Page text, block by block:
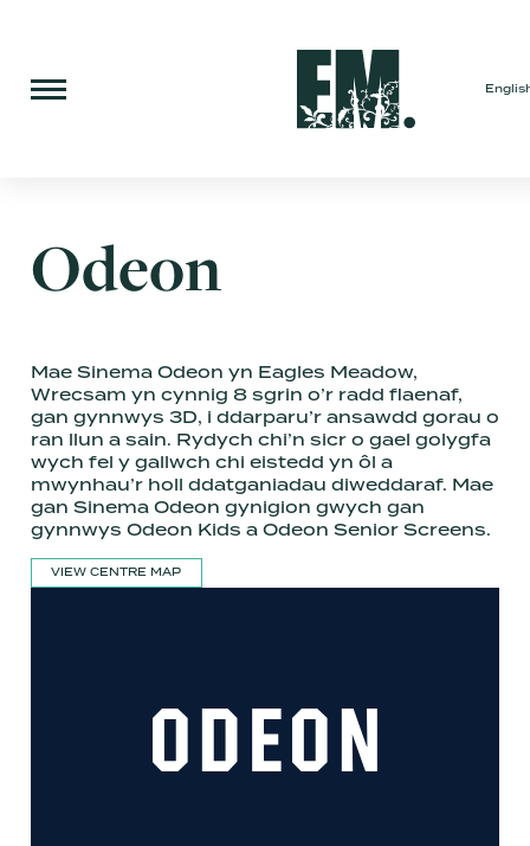
Odeon
Mae Sinema Odeon yn Eagles Meadow,
Wrecsam yn cynnig 8 sgrin o’r radd flaenaf,
gan gynnwys 3D, i ddarparu’r ansawdd gorau o
ran llun a sain. Rydych chi’n sicr o gael golygfa
wych fel y gallwch chi eistedd yn ôl a
mwynhau’r holl ddatganiadau diweddaraf. Mae
gan Sinema Odeon gynigion gwych gan
gynnwys Odeon Kids a Odeon Senior Screens.
VIEW CENTRE MAP